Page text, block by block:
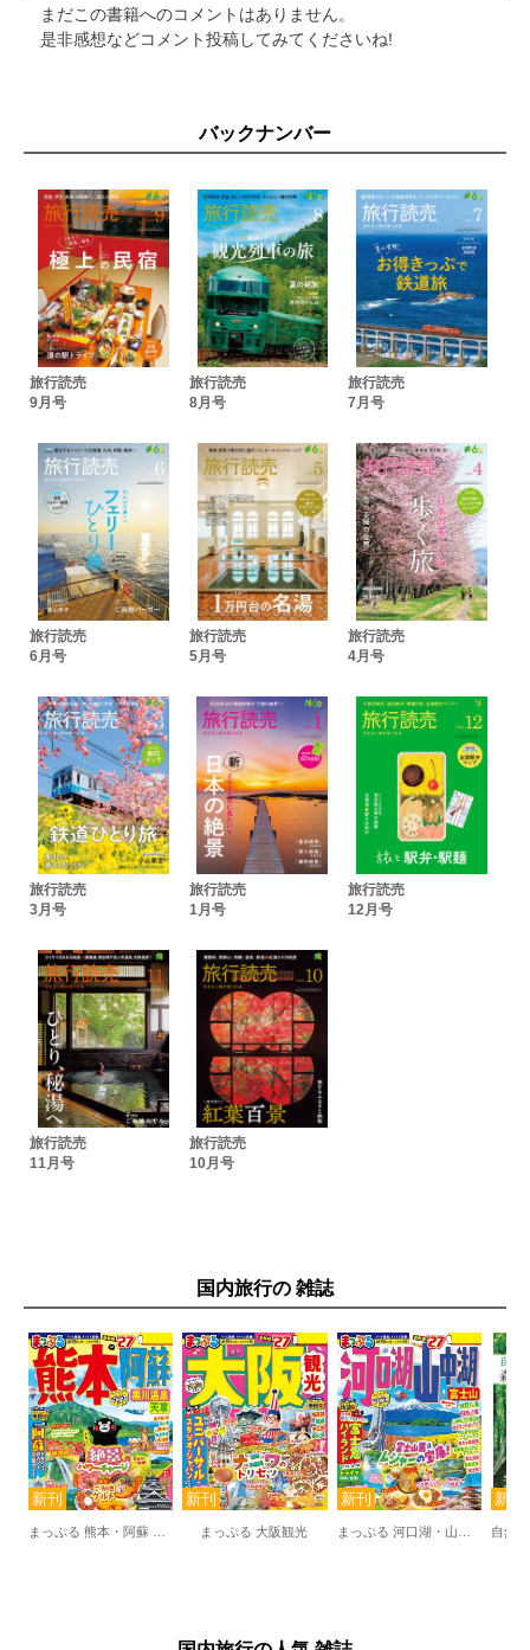
1日約1万個売れる 福田パン ◉岩手
地域の食に貢献 パンあづま屋 ◉石川
オーシャンリゾートホテル＆スパうみんぴあ ◉福井・おおい町
名峰・安達太良山の恩恵を享受する “大いなる田舎”大玉村 ◉
福島県
五感が喜ぶハーブと雪景のおもてなし ◉長野県・池田町
この人に聞きました ◉奈良
空から灯台 野島埼灯台 ◉千葉
地球の力を感じるジオパークの旅 蔵王ジオパーク ◉宮城
リレーエッセー＆インタビュー 「私の初めてのひとり旅」
JP【タレント】
岩本 薫の 温泉は人生の句読点だ！ 白子温泉 ホテル東海荘 ◉
猫に駅弁 やすこーん 「あっちっちかにめしとすきやき弁当」
の巻 ◉兵庫
観光ニュース
旅の本と映画
旅よみ俳壇
読者プレゼント
読者アンケート
おたより広場
また泊まりたい あの宿この宿
旅の脳トレ
年間定期購読のご案内
編集後記
次号予告
旅する喫茶店 南珈琲店 ◉香川
まだこの書籍へのコメントはありません。
是非感想などコメント投稿してみてくださいね!
バックナンバー
旅行読売
9月号
旅行読売
8月号
旅行読売
7月号
旅行読売
6月号
旅行読売
5月号
旅行読売
4月号
旅行読売
3月号
旅行読売
1月号
旅行読売
12月号
旅行読売
11月号
旅行読売
10月号
国内旅行の 雑誌
まっぷる 大阪観光